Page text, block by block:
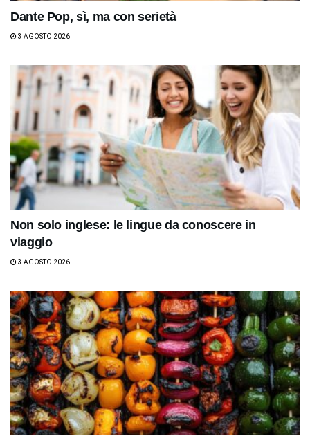
Dante Pop, sì, ma con serietà
3 AGOSTO 2026
Non solo inglese: le lingue da conoscere in
viaggio
3 AGOSTO 2026